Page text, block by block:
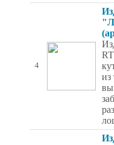
4
из